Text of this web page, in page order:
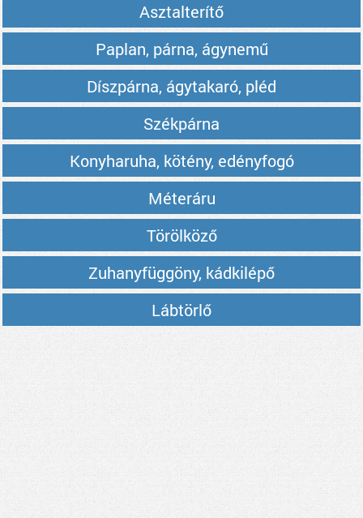
Asztalterítő
Paplan, párna, ágynemű
Díszpárna, ágytakaró, pléd
Székpárna
Konyharuha, kötény, edényfogó
Méteráru
Törölköző
Zuhanyfüggöny, kádkilépő
Lábtörlő